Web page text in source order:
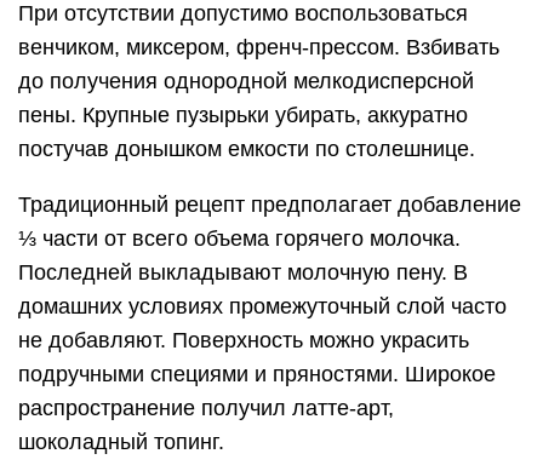
При отсутствии допустимо воспользоваться
венчиком, миксером, френч-прессом. Взбивать
до получения однородной мелкодисперсной
пены. Крупные пузырьки убирать, аккуратно
постучав донышком емкости по столешнице.
Традиционный рецепт предполагает добавление
⅓ части от всего объема горячего молочка.
Последней выкладывают молочную пену. В
домашних условиях промежуточный слой часто
не добавляют. Поверхность можно украсить
подручными специями и пряностями. Широкое
распространение получил латте-арт,
шоколадный топинг.